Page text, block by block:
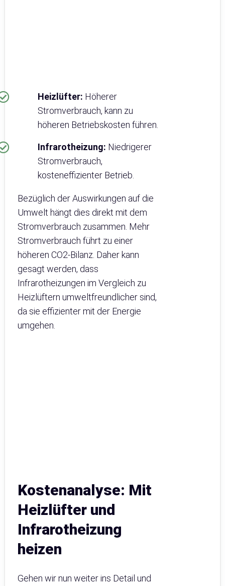
Heizlüfter: Höherer
Stromverbrauch, kann zu
höheren Betriebskosten führen.
Infrarotheizung: Niedrigerer
Stromverbrauch,
kosteneffizienter Betrieb.
Bezüglich der Auswirkungen auf die
Umwelt hängt dies direkt mit dem
Stromverbrauch zusammen. Mehr
Stromverbrauch führt zu einer
höheren CO2-Bilanz. Daher kann
gesagt werden, dass
Infrarotheizungen im Vergleich zu
Heizlüftern umweltfreundlicher sind,
da sie effizienter mit der Energie
umgehen.
Kostenanalyse: Mit
Heizlüfter und
Infrarotheizung
heizen
Gehen wir nun weiter ins Detail und